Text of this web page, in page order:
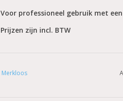
Voor professioneel gebruik met
Prijzen zijn incl. BTW
Merkloos